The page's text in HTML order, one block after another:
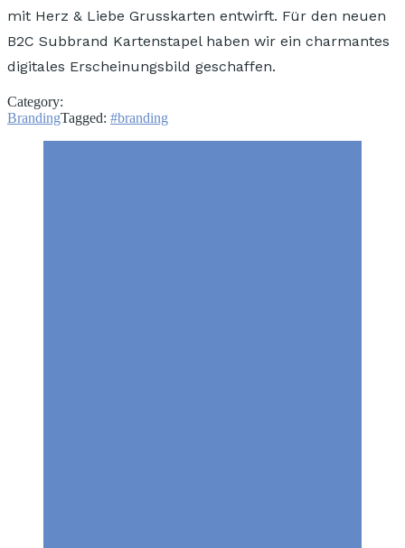
mit Herz & Liebe Grusskarten entwirft. Für den neuen
B2C Subbrand Kartenstapel haben wir ein charmantes
digitales Erscheinungsbild geschaffen.
Category:
BrandingTagged: #branding